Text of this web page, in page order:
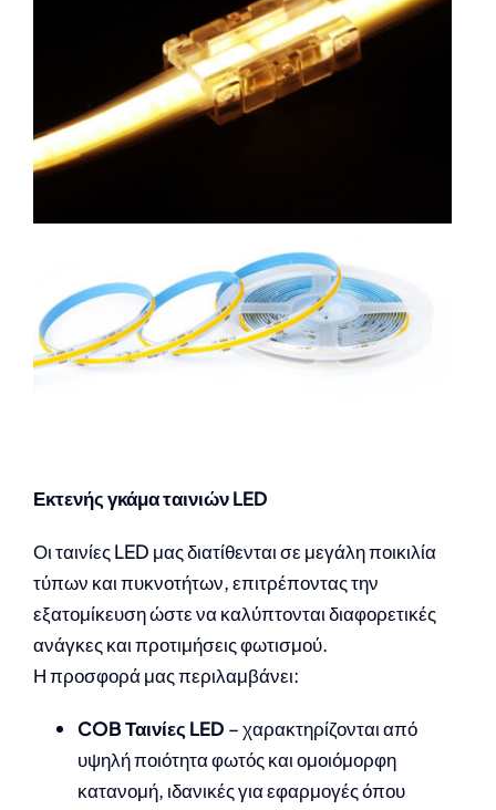
Εκτενής γκάμα ταινιών LED
Οι ταινίες LED μας διατίθενται σε μεγάλη ποικιλία
τύπων και πυκνοτήτων, επιτρέποντας την
εξατομίκευση ώστε να καλύπτονται διαφορετικές
ανάγκες και προτιμήσεις φωτισμού.
Η προσφορά μας περιλαμβάνει:
COB Ταινίες LED – χαρακτηρίζονται από
υψηλή ποιότητα φωτός και ομοιόμορφη
κατανομή, ιδανικές για εφαρμογές όπου